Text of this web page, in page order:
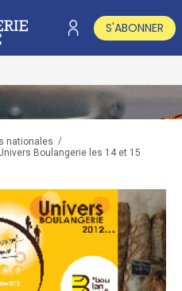
S'ABONNER
nationales /
Boulangerie les 14 et 15